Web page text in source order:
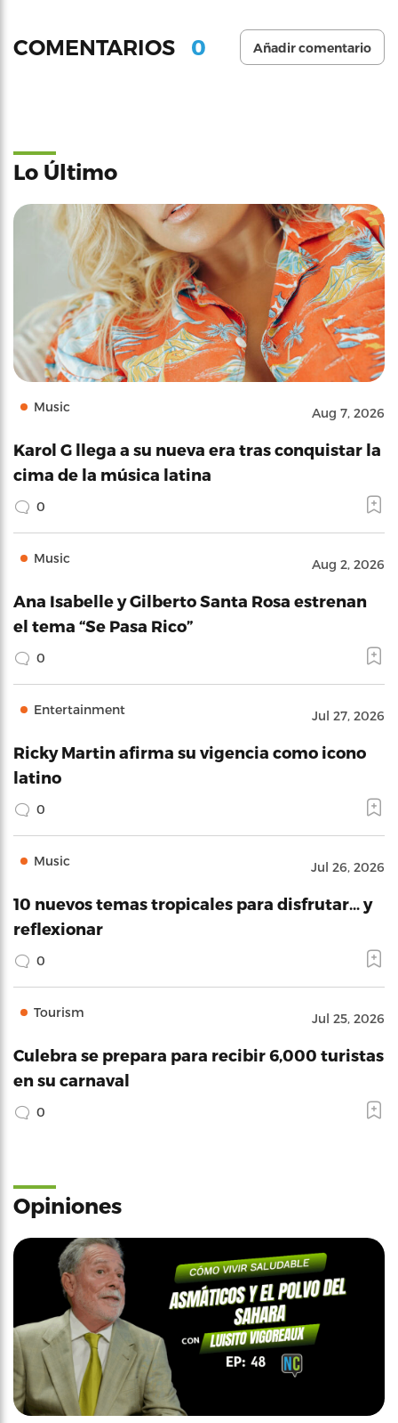
COMENTARIOS 0 Añadir comentario
Lo Último
Music Aug 7, 2026
Karol G llega a su nueva era tras conquistar la
cima de la música latina
0
Music Aug 2, 2026
Ana Isabelle y Gilberto Santa Rosa estrenan
el tema “Se Pasa Rico”
0
Entertainment Jul 27, 2026
Ricky Martin afirma su vigencia como icono
latino
0
Music Jul 26, 2026
10 nuevos temas tropicales para disfrutar… y
reflexionar
0
Tourism Jul 25, 2026
Culebra se prepara para recibir 6,000 turistas
en su carnaval
0
Opiniones